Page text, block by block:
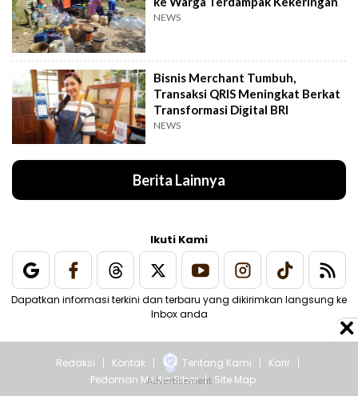
NEWS
Bisnis Merchant Tumbuh,
Transaksi QRIS Meningkat Berkat
Transformasi Digital BRI
NEWS
Berita Lainnya
Ikuti Kami
Dapatkan informasi terkini dan terbaru yang dikirimkan langsung ke
Inbox anda
Redaksi Kontak Tentang Kami
Karir
Pedoman Media Siber
Site Map